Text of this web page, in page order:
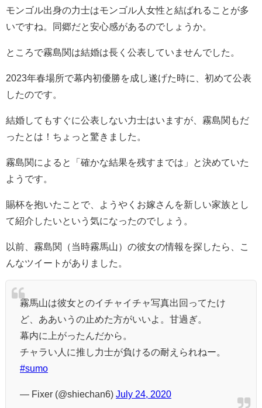
モンゴル出身の力士はモンゴル人女性と結ばれることが多
いですね。同郷だと安心感があるのでしょうか。
ところで霧島関は結婚は長く公表していませんでした。
2023年春場所で幕内初優勝を成し遂げた時に、初めて公表
したのです。
結婚してもすぐに公表しない力士はいますが、霧島関もだ
ったとは！ちょっと驚きました。
霧島関によると「確かな結果を残すまでは」と決めていた
ようです。
賜杯を抱いたことで、ようやくお嫁さんを新しい家族とし
て紹介したいという気になったのでしょう。
以前、霧島関（当時霧馬山）の彼女の情報を探したら、こ
んなツイートがありました。
霧馬山は彼女とのイチャイチャ写真出回ってたけ
ど、ああいうの止めた方がいいよ。甘過ぎ。
幕内に上がったんだから。
チャラい人に推し力士が負けるの耐えられねー。
#sumo
— Fixer (@shiechan6) July 24, 2020